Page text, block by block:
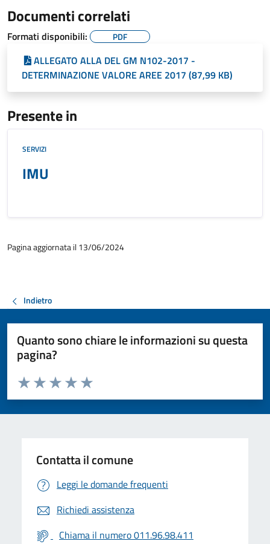
Documenti correlati
Formati disponibili: PDF
ALLEGATO ALLA DEL GM N102-2017 -
DETERMINAZIONE VALORE AREE 2017 (87,99 KB)
Presente in
SERVIZI
IMU
Pagina aggiornata il 13/06/2024
Indietro
Quanto sono chiare le informazioni su questa
pagina?
Valuta da 1 a 5 stelle la pagina
Valuta 5 stelle su 5
Valuta 4 stelle su 5
Valuta 3 stelle su 5
Valuta 2 stelle su 5
Valuta 1 stelle su 5
Contatta il comune
Leggi le domande frequenti
Richiedi assistenza
Chiama il numero 011.96.98.411